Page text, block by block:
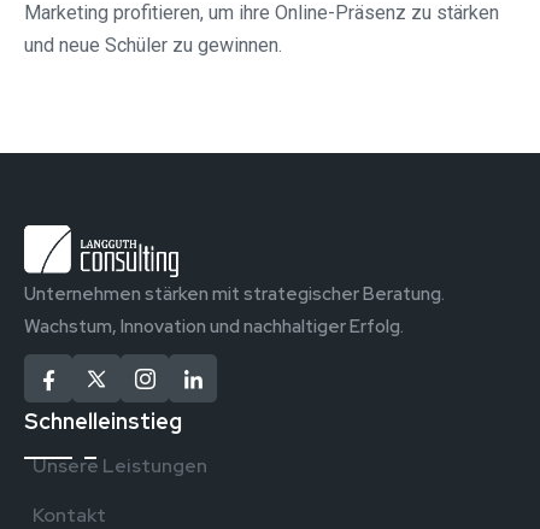
Marketing profitieren, um ihre Online-Präsenz zu stärken
und neue Schüler zu gewinnen.
Unternehmen stärken mit strategischer Beratung.
Wachstum, Innovation und nachhaltiger Erfolg.
Schnelleinstieg
Unsere Leistungen
Kontakt